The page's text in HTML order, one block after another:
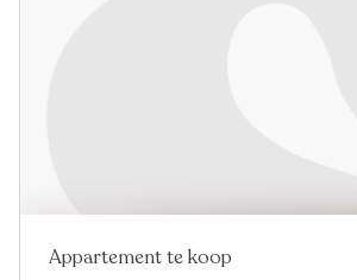
Nieuw
Appartement te koop